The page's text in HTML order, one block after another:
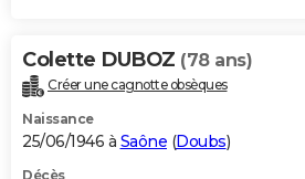
Colette DUBOZ (78 ans)
Créer une cagnotte obsèques
Naissance
25/06/1946 à Saône (Doubs)
Décès